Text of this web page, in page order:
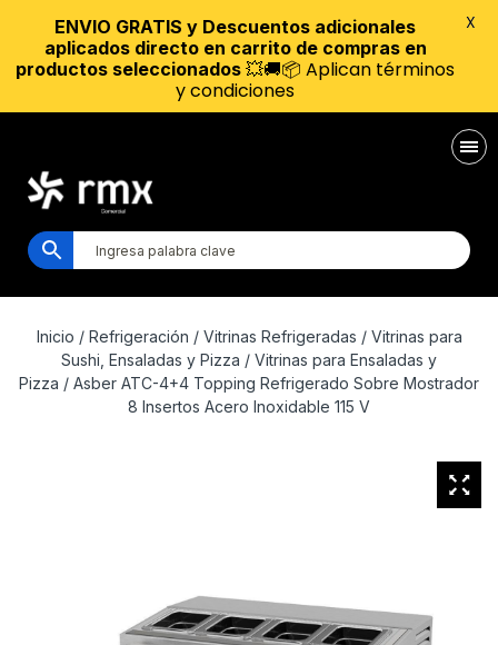
Inicio / Refrigeración / Vitrinas Refrigeradas / Vitrinas para
Sushi, Ensaladas y Pizza / Vitrinas para Ensaladas y
Pizza / Asber ATC-4+4 Topping Refrigerado Sobre Mostrador
8 Insertos Acero Inoxidable 115 V
ENVIO GRATIS y Descuentos adicionales
aplicados directo en carrito de compras en
productos seleccionados 💥🚚📦 Aplican términos
y condiciones
X